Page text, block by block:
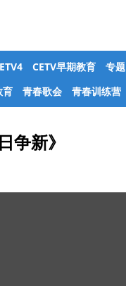
CETV早期教育
专题
育 青春歌会 青春训练营
争新》